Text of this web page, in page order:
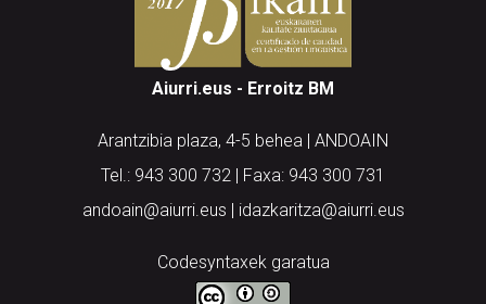
Aiurri.eus - Erroitz BM
Arantzibia plaza, 4-5 behea | ANDOAIN
Tel.: 943 300 732 | Faxa: 943 300 731
andoain@aiurri.eus | idazkaritza@aiurri.eus
Codesyntaxek garatua